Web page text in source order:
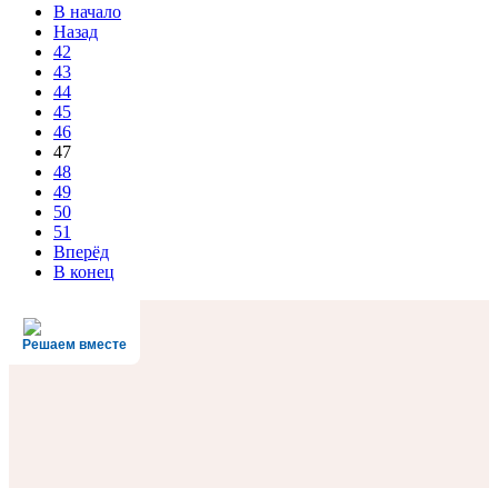
В начало
Назад
42
43
44
45
46
47
48
49
50
51
Вперёд
В конец
Решаем вместе